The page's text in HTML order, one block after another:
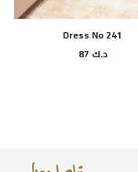
Dress No 241
د.ك